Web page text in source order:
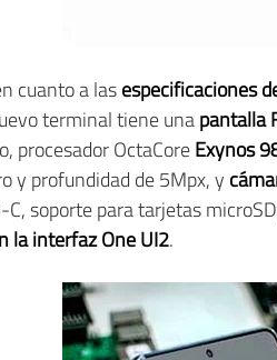
cuanto a lasespecificaciones
terminal tiene unapantalla
procesador OctaCoreExynos
y profundidad de 5Mpx, y
C, soporte para tarjetas
la interfaz One UI2.